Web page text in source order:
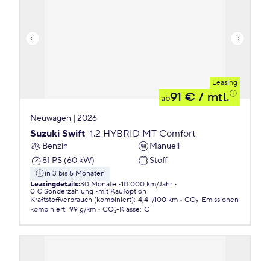
Leasing
ab91 € / mtl.
Neuwagen | 2026
Suzuki Swift 1.2 HYBRID MT Comfort
Benzin
Manuell
81 PS (60 kW)
Stoff
in 3 bis 5 Monaten
Leasingdetails:30 Monate 10.000 km/Jahr
0 € Sonderzahlung
mit Kaufoption
Kraftstoffverbrauch (kombiniert): 4,4 l/100 km
CO₂-Emissionen
kombiniert: 99 g/km CO₂-Klasse: C